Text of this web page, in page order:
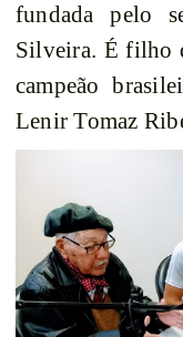
fundada pelo
Silveira. É filho
campeão
Lenir Tomaz